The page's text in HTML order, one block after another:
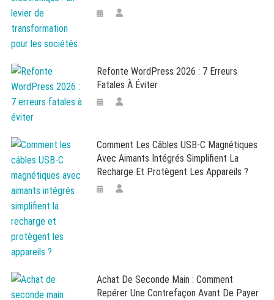
Refonte WordPress 2026 : 7 Erreurs
Fatales À Éviter
Comment Les Câbles USB-C Magnétiques
Avec Aimants Intégrés Simplifient La
Recharge Et Protègent Les Appareils ?
Achat De Seconde Main : Comment
Repérer Une Contrefaçon Avant De Payer